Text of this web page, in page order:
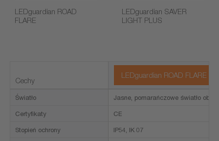
LEDguardian ROAD
FLARE
LEDguardian SAVER
LIGHT PLUS
Cechy
LEDguardian ROAD FLARE |
Światło Jasne, pomarańczowe światło
Certyfikaty CE
Stopień ochrony IP54, IK 07